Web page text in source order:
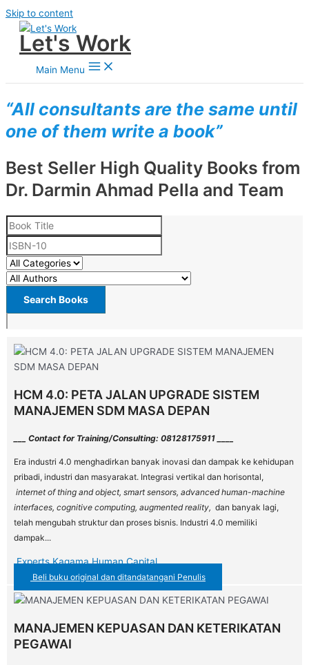
Skip to content
Let's Work
Main Menu
“All consultants are the same until
one of them write a book”
Best Seller High Quality Books from
Dr. Darmin Ahmad Pella and Team
HCM 4.0: PETA JALAN UPGRADE SISTEM
MANAJEMEN SDM MASA DEPAN
___ Contact for Training/Consulting: 08128175911 ____
Era industri 4.0 menghadirkan banyak inovasi dan dampak ke kehidupan
pribadi, industri dan masyarakat. Integrasi vertikal dan horisontal,
internet of thing and object, smart sensors, advanced human-machine
interfaces, cognitive computing, augmented reality, dan banyak lagi,
telah mengubah struktur dan proses bisnis. Industri 4.0 memiliki
dampak...
Experts Kagama Human Capital
Beli buku original dan ditandatangani Penulis
MANAJEMEN KEPUASAN DAN KETERIKATAN
PEGAWAI